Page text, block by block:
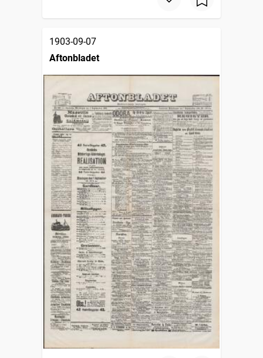
1903-09-07
Aftonbladet